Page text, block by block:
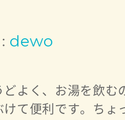
dewo
どよく、お湯を飲む
けて便利です。ちょ